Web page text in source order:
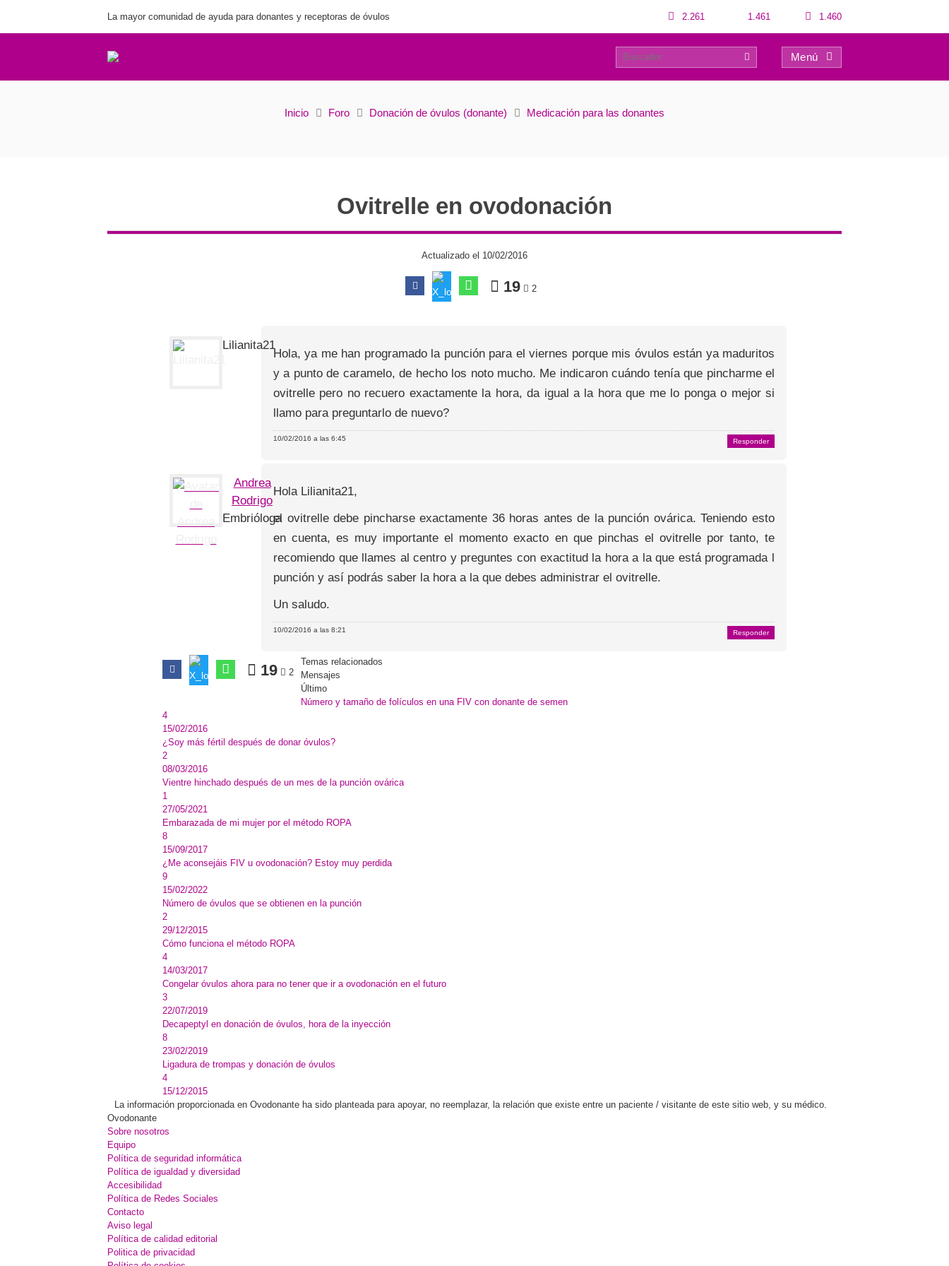
La mayor comunidad de ayuda para donantes y receptoras de óvulos 2.261 1.461 1.460
Menú
Ovitrelle en ovodonación
17 0
Inicio Foro Donación de óvulos (donante) Medicación para las donantes
Ovitrelle en ovodonación
Actualizado el 10/02/2016
19 2
Lilianita21
Hola, ya me han programado la punción para el viernes porque mis óvulos están ya maduritos
y a punto de caramelo, de hecho los noto mucho. Me indicaron cuándo tenía que pincharme el
ovitrelle pero no recuero exactamente la hora, da igual a la hora que me lo ponga o mejor si
llamo para preguntarlo de nuevo?
10/02/2016 a las 6:45 Responder
Andrea
Rodrigo
Embrióloga
Hola Lilianita21,
el ovitrelle debe pincharse exactamente 36 horas antes de la punción ovárica. Teniendo esto
en cuenta, es muy importante el momento exacto en que pinchas el ovitrelle por tanto, te
recomiendo que llames al centro y preguntes con exactitud la hora a la que está programada l
punción y así podrás saber la hora a la que debes administrar el ovitrelle.
Un saludo.
10/02/2016 a las 8:21 Responder
19 2
Temas relacionados
Mensajes
Último
Número y tamaño de folículos en una FIV con donante de semen
4
15/02/2016
¿Soy más fértil después de donar óvulos?
2
08/03/2016
Vientre hinchado después de un mes de la punción ovárica
1
27/05/2021
Embarazada de mi mujer por el método ROPA
8
15/09/2017
¿Me aconsejáis FIV u ovodonación? Estoy muy perdida
9
15/02/2022
Número de óvulos que se obtienen en la punción
2
29/12/2015
Cómo funciona el método ROPA
4
14/03/2017
Congelar óvulos ahora para no tener que ir a ovodonación en el futuro
3
22/07/2019
Decapeptyl en donación de óvulos, hora de la inyección
8
23/02/2019
Ligadura de trompas y donación de óvulos
4
15/12/2015
La información proporcionada en Ovodonante ha sido planteada para apoyar, no reemplazar, la relación que existe entre un paciente / visitante de este sitio web, y su médico.
Ovodonante
Sobre nosotros
Equipo
Política de seguridad informática
Política de igualdad y diversidad
Accesibilidad
Política de Redes Sociales
Contacto
Aviso legal
Política de calidad editorial
Politica de privacidad